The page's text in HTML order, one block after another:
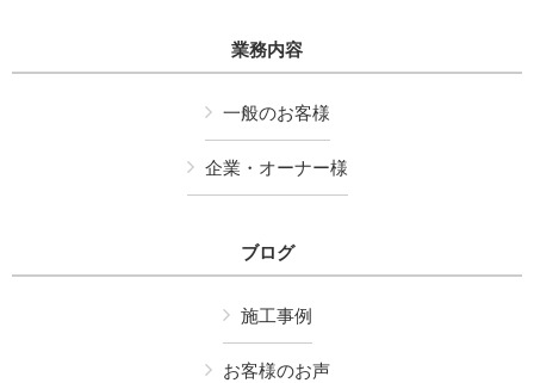
業務内容
一般のお客様
企業・オーナー様
ブログ
施工事例
お客様のお声